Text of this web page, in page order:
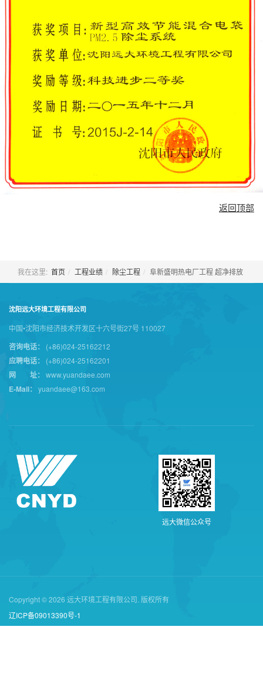
返回顶部
我在这里: 首页 工程业绩 除尘工程 阜新盛明热电厂工程 超净排放
沈阳远大环境工程有限公司
中国•沈阳市经济技术开发区十六号街27号 110027
咨询电话： (+86)024-25162212
应聘电话： (+86)024-25162201
网 址： www.yuandaee.com
E-Mail： yuandaee@163.com
远大微信公众号
Copyright © 2026 远大环境工程有限公司. 版权所有
辽ICP备09013390号-1